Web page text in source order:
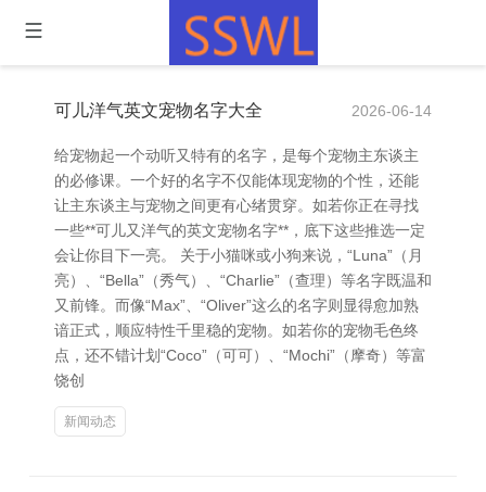
可儿洋气英文宠物名字大全 2026-06-14
给宠物起一个动听又特有的名字，是每个宠物主东谈主
的必修课。一个好的名字不仅能体现宠物的个性，还能
让主东谈主与宠物之间更有心绪贯穿。如若你正在寻找
一些**可儿又洋气的英文宠物名字**，底下这些推选一定
会让你目下一亮。 关于小猫咪或小狗来说，“Luna”（月
亮）、“Bella”（秀气）、“Charlie”（查理）等名字既温和
又前锋。而像“Max”、“Oliver”这么的名字则显得愈加熟
谙正式，顺应特性千里稳的宠物。如若你的宠物毛色终
点，还不错计划“Coco”（可可）、“Mochi”（摩奇）等富
饶创
新闻动态